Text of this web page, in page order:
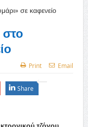
Print Email
Share